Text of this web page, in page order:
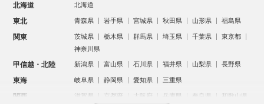
北海道 北海道
東北 青森県 岩手県 宮城県 秋田県 山形県 福島県
関東 茨城県 栃木県 群馬県 埼玉県 千葉県
東京都
神奈川県
甲信越・北陸 新潟県 富山県 石川県 福井県 山梨県 長野県
東海 岐阜県 静岡県 愛知県 三重県
関西 滋賀県 京都府 大阪府 兵庫県 奈良県 和歌山県